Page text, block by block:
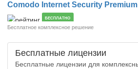
Comodo Internet Security Premium
БЕСПЛАТНО
Бесплатное комплексное решение
Бесплатные лицензии